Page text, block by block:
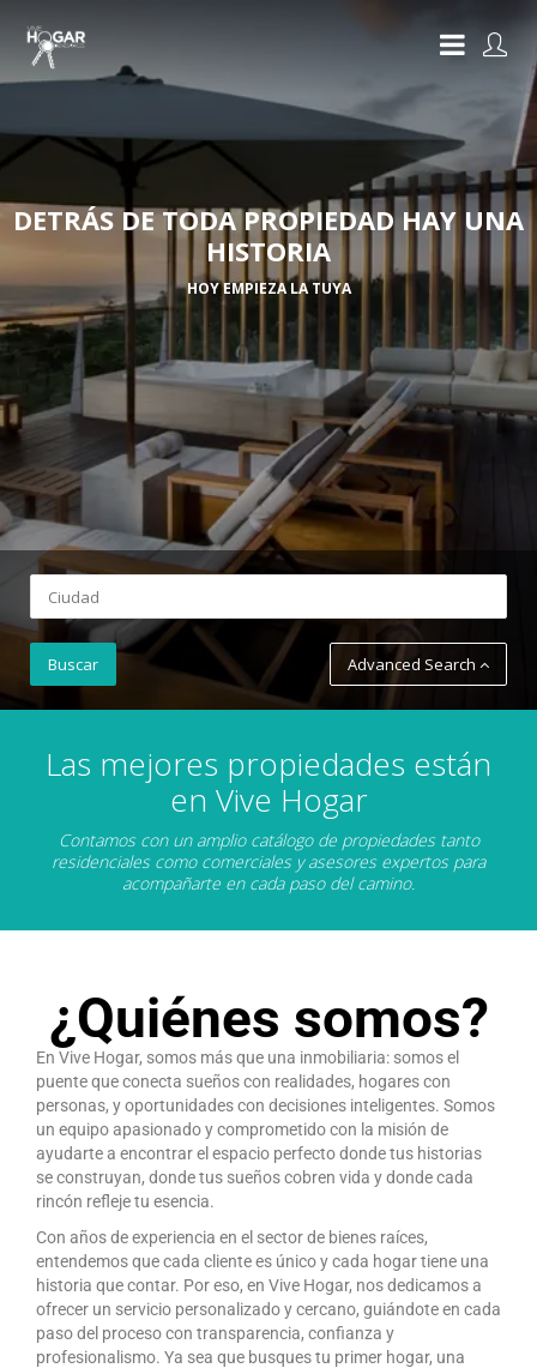
DETRÁS DE TODA PROPIEDAD HAY UNA
HISTORIA
HOY EMPIEZA LA TUYA
Advanced Search
Las mejores propiedades están
en Vive Hogar
Contamos con un amplio catálogo de propiedades tanto
residenciales como comerciales y asesores expertos para
acompañarte en cada paso del camino.
¿Quiénes somos?
En Vive Hogar, somos más que una inmobiliaria: somos el
puente que conecta sueños con realidades, hogares con
personas, y oportunidades con decisiones inteligentes. Somos
un equipo apasionado y comprometido con la misión de
ayudarte a encontrar el espacio perfecto donde tus historias
se construyan, donde tus sueños cobren vida y donde cada
rincón refleje tu esencia.
Con años de experiencia en el sector de bienes raíces,
entendemos que cada cliente es único y cada hogar tiene una
historia que contar. Por eso, en Vive Hogar, nos dedicamos a
ofrecer un servicio personalizado y cercano, guiándote en cada
paso del proceso con transparencia, confianza y
profesionalismo. Ya sea que busques tu primer hogar, una